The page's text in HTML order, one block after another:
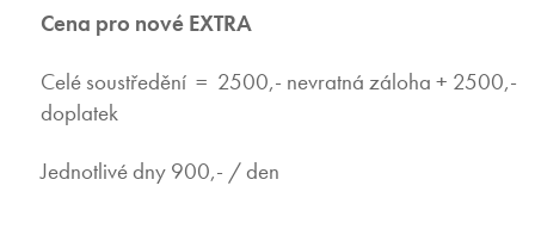
Cena pro nové EXTRA
Celé soustředění = 2500,- nevratná záloha + 2500,-
doplatek
Jednotlivé dny 900,- / den